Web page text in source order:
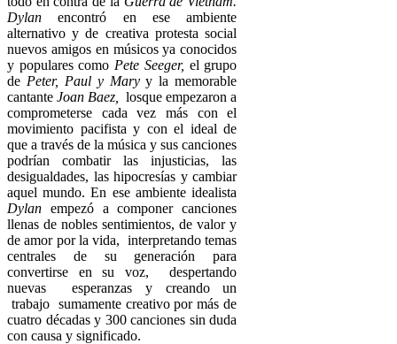
Dylanencontró en ese ambiente
alternativo y de creativa protesta social
nuevos amigos en músicos ya conocidos
y populares como Pete Seeger, el grupo
de Peter, Paul y Maryy la memorable
cantante Joan Baez,losque empezaron a
comprometerse cada vez más con el
movimiento pacifista y con el ideal de
que a través de la música y sus canciones
podrían combatir las injusticias, las
desigualdades, las hipocresías y cambiar
aquel mundo. En ese ambiente idealista
Dylan empezó a componer canciones
llenas de nobles sentimientos, de valor y
de amor por la vida, interpretando temas
centrales de su generación para
convertirse en su voz, despertando
nuevas esperanzas y creando un
trabajo sumamente creativo por más de
cuatro décadas y 300 canciones sin duda
con causa y significado.